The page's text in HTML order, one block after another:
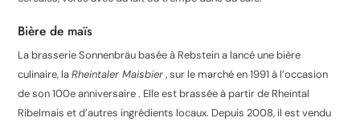
Bière de maïs
La brasserie Sonnenbräu basée à Rebstein a lancé une bière
culinaire, laRheintaler Maisbier, sur le marché en 1991 à l’occasion
de son 100e anniversaire . Elle est brassée à partir de Rheintal
Ribelmais et d’autres ingrédients locaux. Depuis 2008, il est vendu